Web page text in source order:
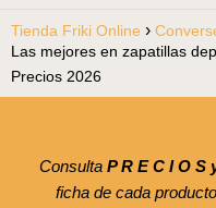
Tienda Friki Online
Las mejores en zapatillas
Precios 2026
Consulta P R E C I O S
ficha de cada